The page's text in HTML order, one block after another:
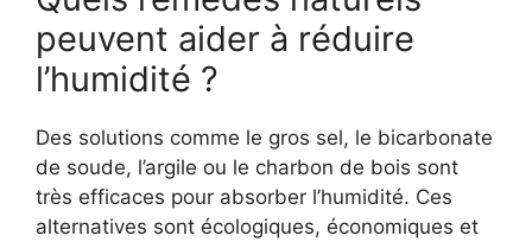
peuvent aider à réduire
l’humidité ?
Des solutions comme le gros sel, le bicarbonate
de soude, l’argile ou le charbon de bois sont
très efficaces pour absorber l’humidité. Ces
alternatives sont écologiques, économiques et